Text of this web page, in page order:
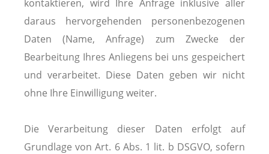
kontaktieren, wird Ihre Anfrage inklusive aller
daraus hervorgehenden personenbezogenen
Daten (Name, Anfrage) zum Zwecke der
Bearbeitung Ihres Anliegens bei uns gespeichert
und verarbeitet. Diese Daten geben wir nicht
ohne Ihre Einwilligung weiter.
Die Verarbeitung dieser Daten erfolgt auf
Grundlage von Art. 6 Abs. 1 lit. b DSGVO, sofern